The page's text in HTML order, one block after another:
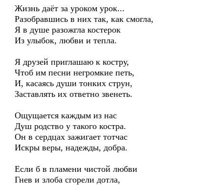
Жизнь даёт за уроком урок...
Разобравшись в них так, как смогла,
Я в душе разожгла костерок
Из улыбок, любви и тепла.
Я друзей приглашаю к костру,
Чтоб им песни негромкие петь,
И, касаясь души тонких струн,
Заставлять их ответно звенеть.
Ощущается каждым из нас
Душ родство у такого костра.
Он в сердцах зажигает тотчас
Искры веры, надежды, добра.
Если б в пламени чистой любви
Гнев и злоба сгорели дотла,